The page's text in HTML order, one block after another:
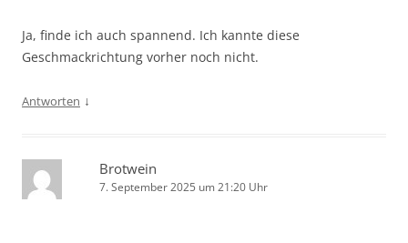
Ja, finde ich auch spannend. Ich kannte diese
Geschmackrichtung vorher noch nicht.
Antworten ↓
Brotwein
7. September 2025 um 21:20 Uhr